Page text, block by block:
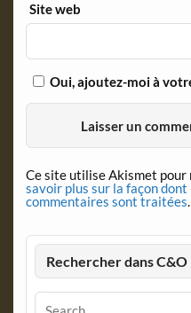
Site web
Oui, ajoutez-moi à
Ce site utilise Akismet pour
savoir plus sur la façon dont
commentaires sont traitées
Rechercher dans C&O